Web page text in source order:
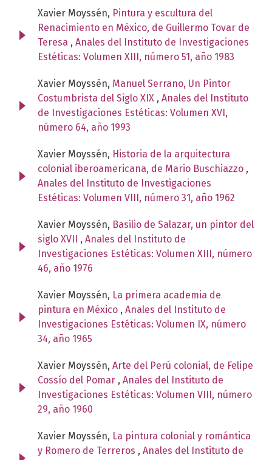
Xavier Moyssén, Pintura y escultura del
Renacimiento en México, de Guillermo Tovar de
Teresa , Anales del Instituto de Investigaciones
Estéticas: Volumen XIII, número 51, año 1983
Xavier Moyssén, Manuel Serrano, Un Pintor
Costumbrista del Siglo XIX , Anales del Instituto
de Investigaciones Estéticas: Volumen XVI,
número 64, año 1993
Xavier Moyssén, Historia de la arquitectura
colonial iberoamericana, de Mario Buschiazzo ,
Anales del Instituto de Investigaciones
Estéticas: Volumen VIII, número 31, año 1962
Xavier Moyssén, Basilio de Salazar, un pintor del
siglo XVII , Anales del Instituto de
Investigaciones Estéticas: Volumen XIII, número
46, año 1976
Xavier Moyssén, La primera academia de
pintura en México , Anales del Instituto de
Investigaciones Estéticas: Volumen IX, número
34, año 1965
Xavier Moyssén, Arte del Perú colonial, de Felipe
Cossío del Pomar , Anales del Instituto de
Investigaciones Estéticas: Volumen VIII, número
29, año 1960
Xavier Moyssén, La pintura colonial y romántica
y Romero de Terreros , Anales del Instituto de